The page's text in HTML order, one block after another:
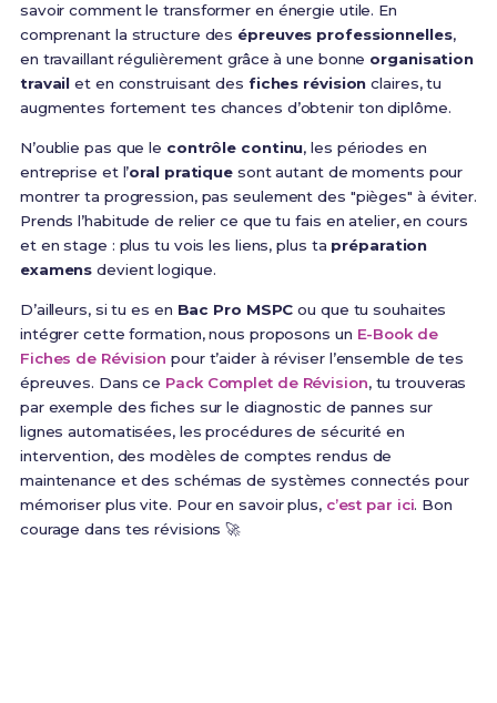
savoir comment le transformer en énergie utile. En
comprenant la structure des épreuves professionnelles,
en travaillant régulièrement grâce à une bonne organisation
travail et en construisant des fiches révision claires, tu
augmentes fortement tes chances d’obtenir ton diplôme.
N’oublie pas que le contrôle continu, les périodes en
entreprise et l’oral pratique sont autant de moments pour
montrer ta progression, pas seulement des "pièges" à éviter.
Prends l’habitude de relier ce que tu fais en atelier, en cours
et en stage : plus tu vois les liens, plus ta préparation
examens devient logique.
D’ailleurs, si tu es en Bac Pro MSPC ou que tu souhaites
intégrer cette formation, nous proposons un E-Book de
Fiches de Révision pour t’aider à réviser l’ensemble de tes
épreuves. Dans ce Pack Complet de Révision, tu trouveras
par exemple des fiches sur le diagnostic de pannes sur
lignes automatisées, les procédures de sécurité en
intervention, des modèles de comptes rendus de
maintenance et des schémas de systèmes connectés pour
mémoriser plus vite. Pour en savoir plus, c’est par ici. Bon
courage dans tes révisions 🚀